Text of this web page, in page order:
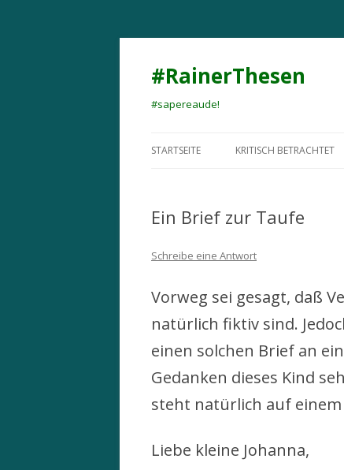
#RainerThesen
#sapereaude!
STARTSEITE KRITISCH BETRACHTET
Ein Brief zur Taufe
Schreibe eine Antwort
Vorweg sei gesagt, daß
natürlich fiktiv sind.
einen solchen Brief an
Gedanken dieses Kind
steht natürlich auf
Liebe kleine Johanna,